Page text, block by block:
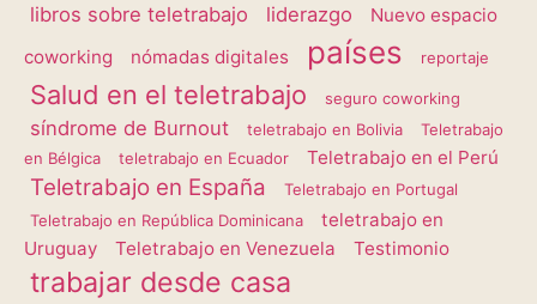
libros sobre teletrabajo liderazgo
Nuevo espacio
coworking
nómadas digitales países reportaje
Salud en el teletrabajo seguro coworking
síndrome de Burnout teletrabajo en Bolivia
Teletrabajo
en Bélgica
teletrabajo en Ecuador Teletrabajo en el Perú
Teletrabajo en España
Teletrabajo en Portugal
Teletrabajo en República Dominicana
teletrabajo en
Uruguay
Teletrabajo en Venezuela Testimonio
trabajar desde casa